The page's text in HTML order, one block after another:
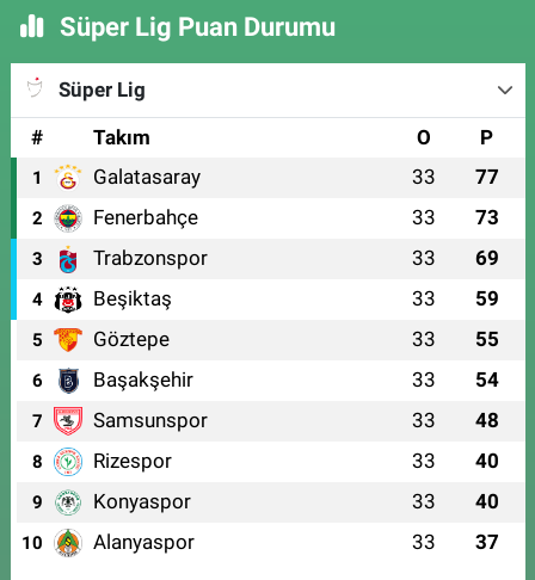
Süper Lig Puan Durumu
Süper Lig
#
Takım O P
1 Galatasaray 33 77
2 Fenerbahçe 33 73
3 Trabzonspor 33 69
4 Beşiktaş 33 59
5 Göztepe 33 55
6 Başakşehir 33 54
7 Samsunspor 33 48
8 Rizespor 33 40
9 Konyaspor 33 40
10 Alanyaspor 33 37